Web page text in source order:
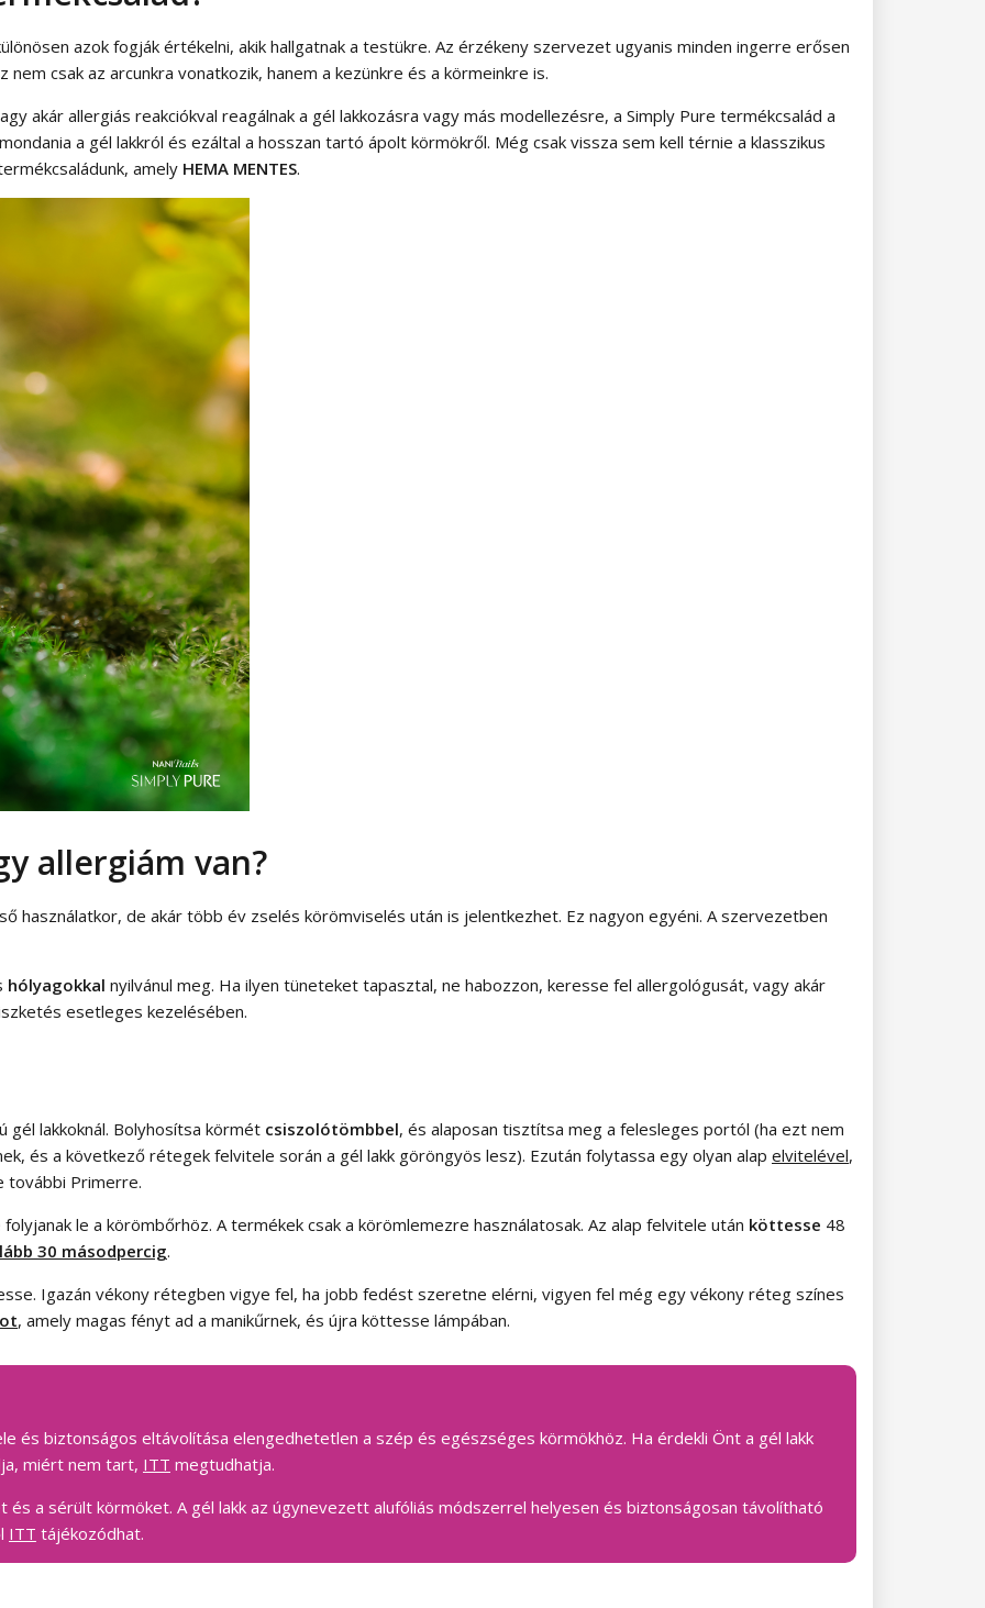
azok fogják értékelni, akik hallgatnak a testükre. Az érzékeny szervezet ugyanis minden ingerre erősen
csak az arcunkra vonatkozik, hanem a kezünkre és a körmeinkre is.
akár allergiás reakciókval reagálnak a gél lakkozásra vagy más modellezésre, a Simply Pure termékcsalád a
a gél lakkról és ezáltal a hosszan tartó ápolt körmökről. Még csak vissza sem kell térnie a klasszikus
amely HEMA MENTES.
allergiám van?
használatkor, de akár több év zselés körömviselés után is jelentkezhet. Ez nagyon egyéni. A szervezetben
hólyagokkal nyilvánul meg. Ha ilyen tüneteket tapasztal, ne habozzon, keresse fel allergológusát, vagy akár
esetleges kezelésében.
gél lakkoknál. Bolyhosítsa körmét csiszolótömbbel, és alaposan tisztítsa meg a felesleges portól (ha ezt nem
és a következő rétegek felvitele során a gél lakk göröngyös lesz). Ezután folytassa egy olyan alap elvitelével,
további Primerre.
le a körömbőrhöz. A termékek csak a körömlemezre használatosak. Az alap felvitele után köttesse 48
30 másodpercig.
Igazán vékony rétegben vigye fel, ha jobb fedést szeretne elérni, vigyen fel még egy vékony réteg színes
, amely magas fényt ad a manikűrnek, és újra köttesse lámpában.
és biztonságos eltávolítása elengedhetetlen a szép és egészséges körmökhöz. Ha érdekli Önt a gél lakk
miért nem tart, ITT megtudhatja.
és a sérült körmöket. A gél lakk az úgynevezett alufóliás módszerrel helyesen és biztonságosan távolítható
ITT tájékozódhat.